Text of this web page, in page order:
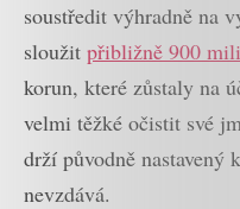
soustředit výhradně na
sloužit přibližně 900
korun, které zůstaly na
velmi těžké očistit své
drží původně nastavený
nevzdává.